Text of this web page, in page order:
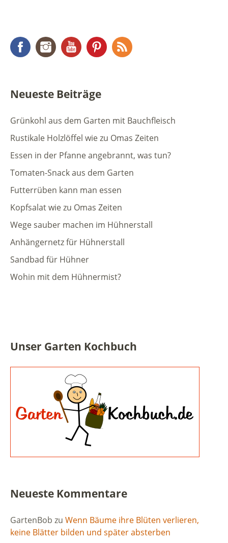
FacebookInstagramYouTubePinterest
Neueste Beiträge
Grünkohl aus dem Garten mit Bauchfleisch
Rustikale Holzlöffel wie zu Omas Zeiten
Essen in der Pfanne angebrannt, was tun?
Tomaten-Snack aus dem Garten
Futterrüben kann man essen
Kopfsalat wie zu Omas Zeiten
Wege sauber machen im Hühnerstall
Anhängernetz für Hühnerstall
Sandbad für Hühner
Wohin mit dem Hühnermist?
Unser Garten Kochbuch
Neueste Kommentare
GartenBob zu Wenn Bäume ihre Blüten verlieren,
keine Blätter bilden und später absterben